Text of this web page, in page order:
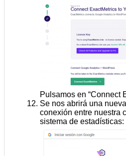
Pulsamos en “Connect
Se nos abrirá una
conexión entre nuestra
sistema de estadísticas: